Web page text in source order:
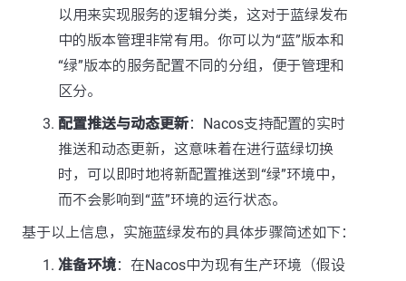
以用来实现服务的逻辑分类，这对于蓝绿发布
中的版本管理非常有用。你可以为“蓝”版本和
“绿”版本的服务配置不同的分组，便于管理和
区分。
配置推送与动态更新：Nacos支持配置的实时
推送和动态更新，这意味着在进行蓝绿切换
时，可以即时地将新配置推送到“绿”环境中，
而不会影响到“蓝”环境的运行状态。
基于以上信息，实施蓝绿发布的具体步骤简述如下：
准备环境：在Nacos中为现有生产环境（假设